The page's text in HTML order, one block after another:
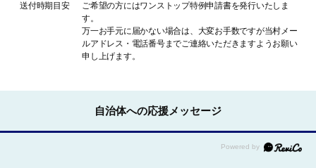
送付時期目安
ご希望の方にはワンストップ特例申請書を発行いたしま
す。
万一お手元に届かない場合は、大変お手数ですが当村メー
ルアドレス・電話番号までご連絡いただきますようお願い
申し上げます。
自治体への応援メッセージ